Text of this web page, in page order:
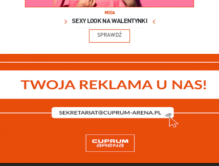
MODA
SEXY LOOK NA WALENTYNKI
SPRAWDŹ